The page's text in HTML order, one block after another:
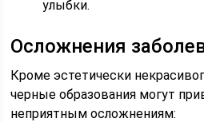
улыбки.
Осложнения
Кроме эстетически
черные образования могут
неприятным осложнениям: